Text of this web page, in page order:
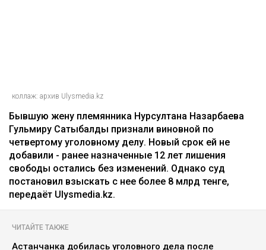
коллаж: архив Ulysmedia.kz
Бывшую жену племянника Нурсултана Назарбаева
Гульмиру Сатыбалды признали виновной по
четвертому уголовному делу. Новый срок ей не
добавили - ранее назначенные 12 лет лишения
свободы остались без изменений. Однако суд
постановил взыскать с нее более 8 млрд тенге,
передаёт Ulysmedia.kz.
ЧИТАЙТЕ ТАКЖЕ
Астанчанка добилась уголовного дела после